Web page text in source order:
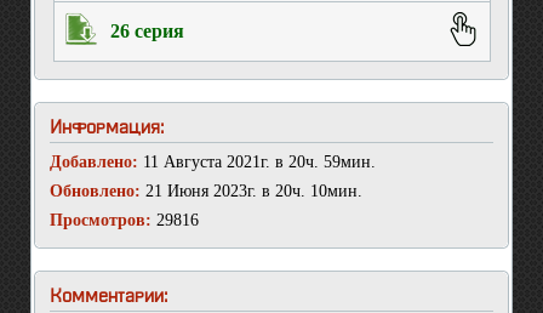
26 серия
Информация:
Добавлено: 11 Августа 2021г. в 20ч. 59мин.
Обновлено: 21 Июня 2023г. в 20ч. 10мин.
Просмотров: 29816
Комментарии: